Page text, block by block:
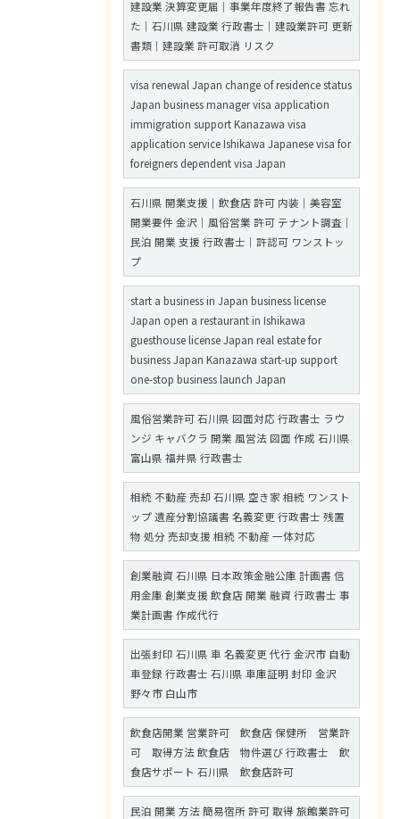
建設業 決算変更届｜事業年度終了報告書 忘れ
た｜石川県 建設業 行政書士｜建設業許可 更新
書類｜建設業 許可取消 リスク
visa renewal Japan change of residence status
Japan business manager visa application
immigration support Kanazawa visa
application service Ishikawa Japanese visa for
foreigners dependent visa Japan
石川県 開業支援｜飲食店 許可 内装｜美容室
開業要件 金沢｜風俗営業 許可 テナント調査｜
民泊 開業 支援 行政書士｜許認可 ワンストッ
プ
start a business in Japan business license
Japan open a restaurant in Ishikawa
guesthouse license Japan real estate for
business Japan Kanazawa start-up support
one-stop business launch Japan
風俗営業許可 石川県 図面対応 行政書士 ラウ
ンジ キャバクラ 開業 風営法 図面 作成 石川県
富山県 福井県 行政書士
相続 不動産 売却 石川県 空き家 相続 ワンスト
ップ 遺産分割協議書 名義変更 行政書士 残置
物 処分 売却支援 相続 不動産 一体対応
創業融資 石川県 日本政策金融公庫 計画書 信
用金庫 創業支援 飲食店 開業 融資 行政書士 事
業計画書 作成代行
出張封印 石川県 車 名義変更 代行 金沢市 自動
車登録 行政書士 石川県 車庫証明 封印 金沢
野々市 白山市
飲食店開業 営業許可 飲食店 保健所 営業許
可 取得方法 飲食店 物件選び 行政書士 飲
食店サポート 石川県 飲食店許可
民泊 開業 方法 簡易宿所 許可 取得 旅館業許可